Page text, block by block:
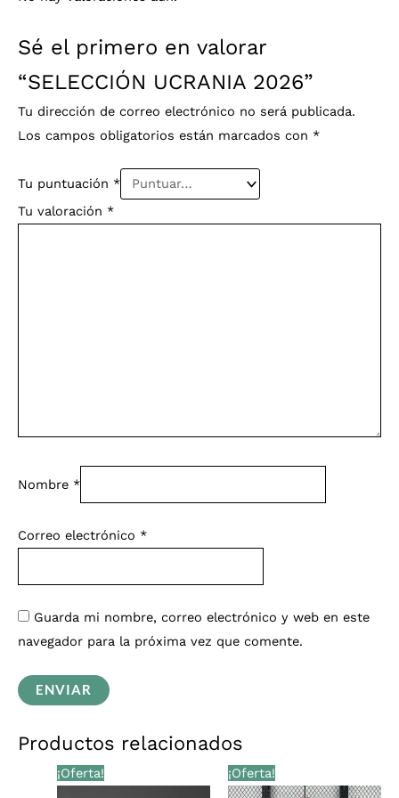
Sé el primero en valorar
“SELECCIÓN UCRANIA 2026”
Tu dirección de correo electrónico no será publicada.
Los campos obligatorios están marcados con *
Tu puntuación *
Tu valoración *
Nombre *
Correo electrónico *
Guarda mi nombre, correo electrónico y web en este
navegador para la próxima vez que comente.
Productos relacionados
¡Oferta!
El
precio precio
¡Oferta!
El
precio precio